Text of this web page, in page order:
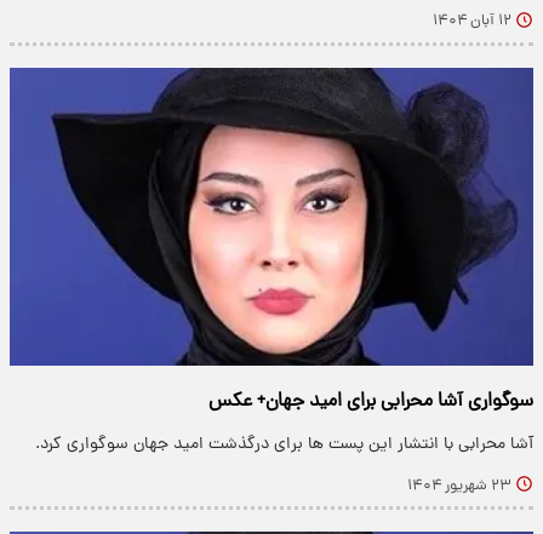
۱۲ آبان ۱۴۰۴
سوگواری آشا محرابی برای امید جهان+ عکس
آشا محرابی با انتشار این پست ها برای درگذشت امید جهان سوگواری کرد.
۲۳ شهریور ۱۴۰۴